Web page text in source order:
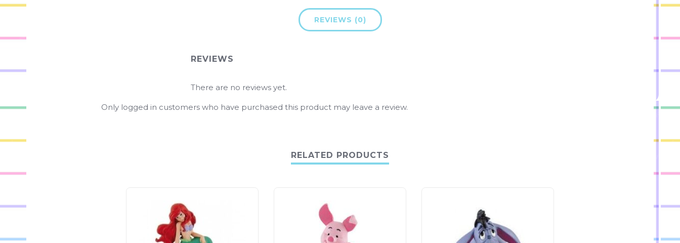
REVIEWS (0)
REVIEWS
There are no reviews yet.
Only logged in customers who have purchased this product may leave a review.
RELATED PRODUCTS